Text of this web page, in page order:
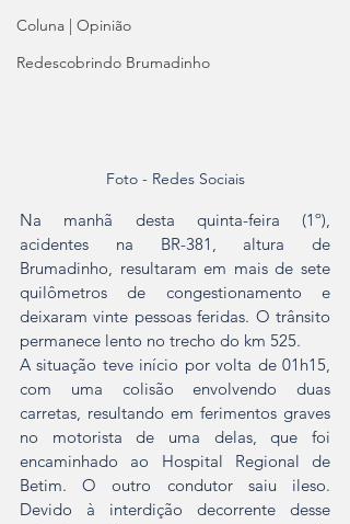
Coluna | Opinião
Redescobrindo Brumadinho
Foto - Redes Sociais
Na manhã desta quinta-feira (1º),
acidentes na BR-381, altura de
Brumadinho, resultaram em mais de sete
quilômetros de congestionamento e
deixaram vinte pessoas feridas. O trânsito
permanece lento no trecho do km 525.
A situação teve início por volta de 01h15,
com uma colisão envolvendo duas
carretas, resultando em ferimentos graves
no motorista de uma delas, que foi
encaminhado ao Hospital Regional de
Betim. O outro condutor saiu ileso.
Devido à interdição decorrente desse